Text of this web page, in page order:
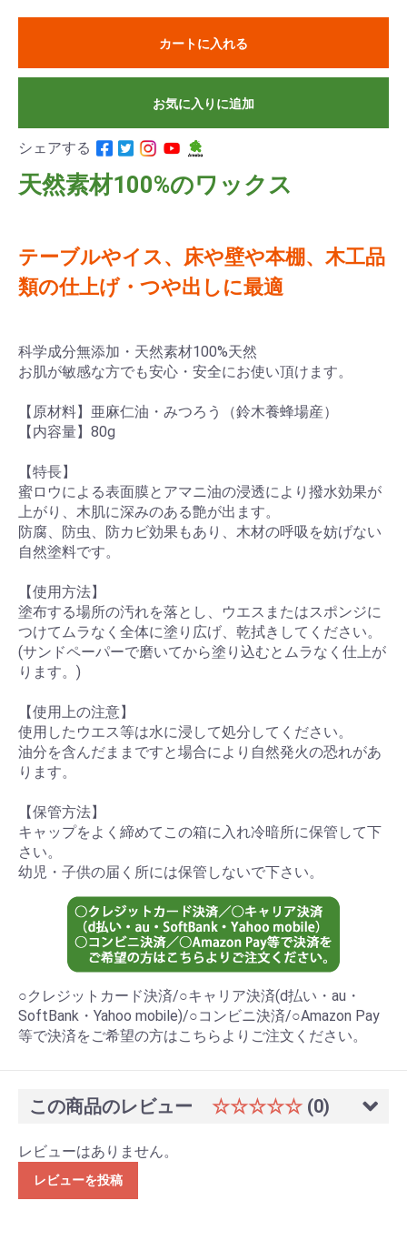
カートに入れる
お気に入りに追加
シェアする
天然素材100%のワックス
テーブルやイス、床や壁や本棚、木工品
類の仕上げ・つや出しに最適
科学成分無添加・天然素材100%天然
お肌が敏感な方でも安心・安全にお使い頂けます。
【原材料】亜麻仁油・みつろう（鈴木養蜂場産）
【内容量】80g
【特長】
蜜ロウによる表面膜とアマニ油の浸透により撥水効果が
上がり、木肌に深みのある艶が出ます。
防腐、防虫、防カビ効果もあり、木材の呼吸を妨げない
自然塗料です。
【使用方法】
塗布する場所の汚れを落とし、ウエスまたはスポンジに
つけてムラなく全体に塗り広げ、乾拭きしてください。
(サンドペーパーで磨いてから塗り込むとムラなく仕上が
ります。)
【使用上の注意】
使用したウエス等は水に浸して処分してください。
油分を含んだままですと場合により自然発火の恐れがあ
ります。
【保管方法】
キャップをよく締めてこの箱に入れ冷暗所に保管して下
さい。
幼児・子供の届く所には保管しないで下さい。
○クレジットカード決済/○キャリア決済(d払い・au・
SoftBank・Yahoo mobile)/○コンビニ決済/○Amazon Pay
等で決済をご希望の方はこちらよりご注文ください。
この商品のレビュー ☆☆☆☆☆ (0)
レビューはありません。
レビューを投稿